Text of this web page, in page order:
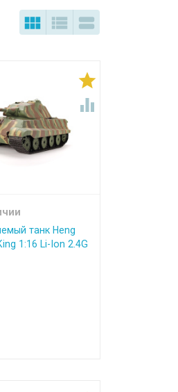
  


танк Heng
1:16 Li-Ion 2.4G